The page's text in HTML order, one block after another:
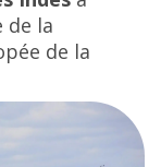
de la
de la